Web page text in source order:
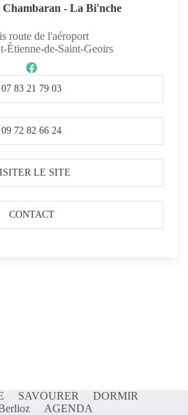
Chambaran - La Bi'nche
route de l'aéroport
Étienne-de-Saint-Geoirs
07 83 21 79 03
09 72 82 66 24
LE SITE
CONTACT
SAVOURER
DORMIR
AGENDA